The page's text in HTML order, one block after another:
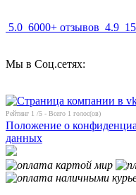
5.0 6000+ отзывов 4.9
Мы в Соц.сетях:
Рейтинг 1 /5 - Всего 1 голос(ов)
Положение о
данных